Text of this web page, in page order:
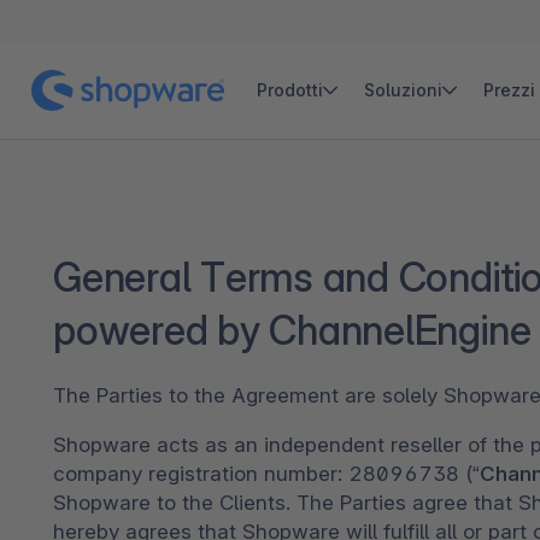
Copia il logo in formato SVG
Visita le linee guida del marchio
Prodotti
Shopware PaymentsNOVITÀ
Copilot
NexusNOVITÀ
Shopware PaaS
Soluzioni
Agentic Commerce NOVITÀ
B2B
Headless Commerce
Automazione
Composable Frontends
Prezzi
Trova
Trova
Trova
Community Edition
Documentazione
(si apre in una nuova scheda)
Accademia
Documentazione utente
White paper e altro ancora
Podcast
General Terms and
powered by ChannelEngine
The Parties to the Agreement are solely
Shopware acts as an independent reseller of the
company registration number: 28096738 (“
Shopware to the Clients. The Parties agree that
hereby agrees that Shopware will fulfill all or part